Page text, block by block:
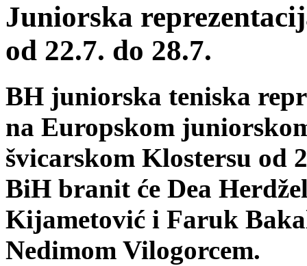
Juniorska
od 22.7. do 28.7.
BH juniorska teniska
na Europskom
švicarskom Klostersu od
BiH branit će Dea
Kijametović i Faruk
Nedimom Vilogorcem.